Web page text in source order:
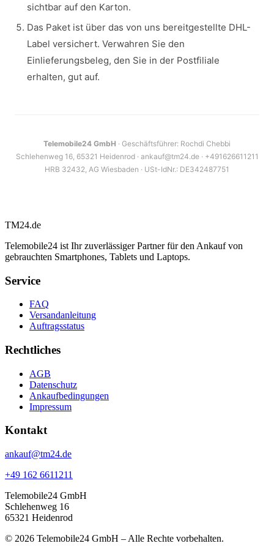
sichtbar auf den Karton.
Das Paket ist über das von uns bereitgestellte DHL-
Label versichert. Verwahren Sie den
Einlieferungsbeleg, den Sie in der Postfiliale
erhalten, gut auf.
Telemobile24 GmbH · Geschäftsführer: Rochdi Chebbi
Schlehenweg 16, 65321 Heidenrod · ankauf@tm24.de · +491626611211
HRB 32432, AG Wiesbaden · USt-IdNr.: DE342487751
TM24.de
Telemobile24 ist Ihr zuverlässiger Partner für den Ankauf von
gebrauchten Smartphones, Tablets und Laptops.
Service
FAQ
Versandanleitung
Auftragsstatus
Rechtliches
AGB
Datenschutz
Ankaufbedingungen
Impressum
Kontakt
ankauf@tm24.de
+49 162 6611211
Telemobile24 GmbH
Schlehenweg 16
65321 Heidenrod
© 2026 Telemobile24 GmbH – Alle Rechte vorbehalten.